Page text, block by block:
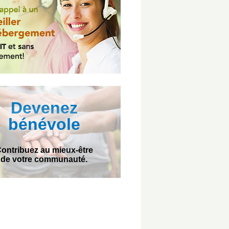
Devenez
bénévole
au mieux-être
de votre communauté.